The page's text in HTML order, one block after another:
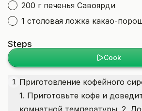
200 г печенья Савоярди
1 столовая ложка какао-
Steps
Cook
1 Приготовление кофейного
1. Приготовьте кофе и
комнатной температуры. 2.